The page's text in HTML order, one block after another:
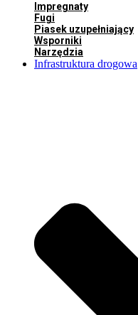
Impregnaty
Fugi
Piasek uzupełniający
Wsporniki
Narzędzia
Infrastruktura drogowa